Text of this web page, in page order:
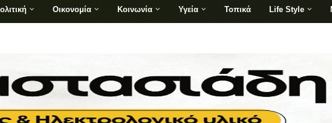
Οικονομία Κοινωνία Υγεία Τοπικά Life Style